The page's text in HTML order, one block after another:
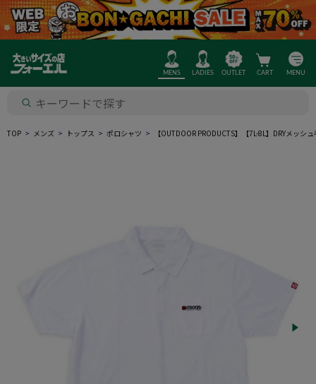
MENS LADIES OUTLET CART MENU
TOP メンズ トップス ポロシャツ 【OUTDOOR PRODUCTS】【7L-8L】DRYメッ